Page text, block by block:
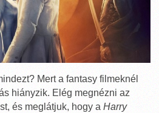
Mert a fantasy filmeknél
hiányzik. Elég megnézni az
és meglátjuk, hogy a Harry